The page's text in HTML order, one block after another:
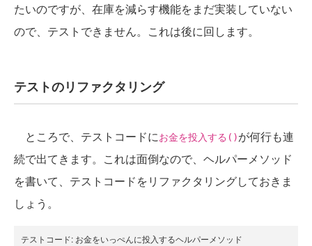
たいのですが、在庫を減らす機能をまだ実装していない
ので、テストできません。これは後に回します。
テストのリファクタリング
ところで、テストコードにお金を投入する()が何行も連
続で出てきます。これは面倒なので、ヘルパーメソッド
を書いて、テストコードをリファクタリングしておきま
しょう。
テストコード: お金をいっぺんに投入するヘルパーメソッド